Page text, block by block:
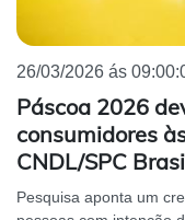
26/03/2026 ás
Páscoa 2026
consumidores
CNDL/SPC
Pesquisa aponta um